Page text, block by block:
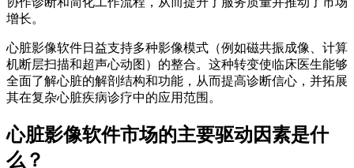
增长。
心脏影像软件日益支持多种影像模式（例如磁共振成像、计算
机断层扫描和超声心动图）的整合。这种转变使临床医生能够
全面了解心脏的解剖结构和功能，从而提高诊断信心，并拓展
其在复杂心脏疾病诊疗中的应用范围。
心脏影像软件市场的主要驱动因素是什
么？